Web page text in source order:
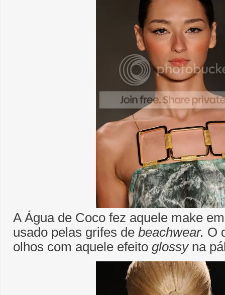
A Água de Coco fez aquele make
usado pelas grifes de beachwear. O
olhos com aquele efeito glossyna